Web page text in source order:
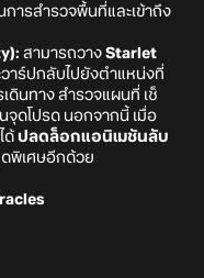
การสำรวจพื้นที่และเข้าถึง
สามารถวาง Starlet
วาร์ปกลับไปยังตำแหน่งที่
ดินทาง สำรวจแผนที่ เช็
ดโปรด นอกจากนี้ เมื่อ
ด้ ปลดล็อกแอนิเมชันลับ
พิเศษอีกด้วย